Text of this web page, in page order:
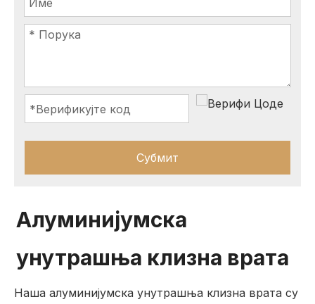
Субмит
Алуминијумска
унутрашња клизна врата
Наша алуминијумска унутрашња клизна врата су